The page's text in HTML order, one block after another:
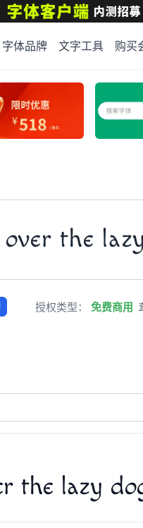
字体品牌 文字工具 购买
the
授权类型： 免费商用
the lazy